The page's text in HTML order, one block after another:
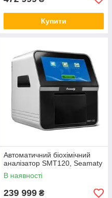
Купити
Автоматичний біохімічний
аналізатор SMT120, Seamaty
В наявності
239 999 ₴